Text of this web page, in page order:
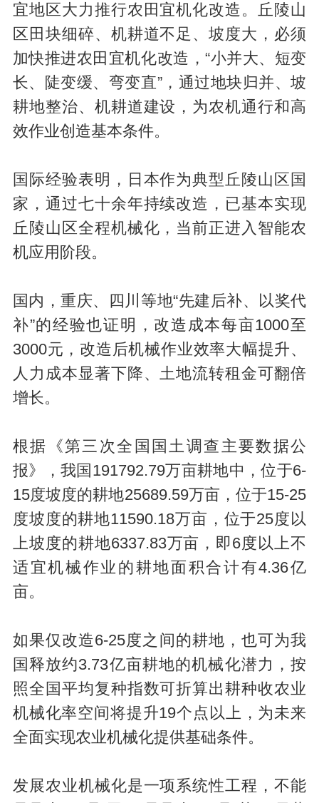
宜地区大力推行农田宜机化改造。丘陵山
区田块细碎、机耕道不足、坡度大，必须
加快推进农田宜机化改造，“小并大、短变
长、陡变缓、弯变直”，通过地块归并、坡
耕地整治、机耕道建设，为农机通行和高
效作业创造基本条件。
国际经验表明，日本作为典型丘陵山区国
家，通过七十余年持续改造，已基本实现
丘陵山区全程机械化，当前正进入智能农
机应用阶段。
国内，重庆、四川等地“先建后补、以奖代
补”的经验也证明，改造成本每亩1000至
3000元，改造后机械作业效率大幅提升、
人力成本显著下降、土地流转租金可翻倍
增长。
根据《第三次全国国土调查主要数据公
报》，我国191792.79万亩耕地中，位于6-
15度坡度的耕地25689.59万亩，位于15-25
度坡度的耕地11590.18万亩，位于25度以
上坡度的耕地6337.83万亩，即6度以上不
适宜机械作业的耕地面积合计有4.36亿
亩。
如果仅改造6-25度之间的耕地，也可为我
国释放约3.73亿亩耕地的机械化潜力，按
照全国平均复种指数可折算出耕种收农业
机械化率空间将提升19个 点 以上，为未来
全面实现农业机械化提供基础条件。
发展农业机械化是一项系统性工程，不能